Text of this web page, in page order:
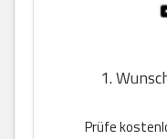
1.
Prüfe